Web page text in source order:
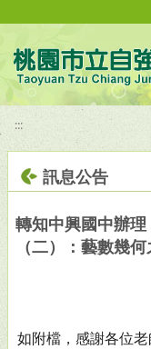
:::
訊息公告
轉知中興國中辦
（二）：藝數幾
如附檔，感謝各位老